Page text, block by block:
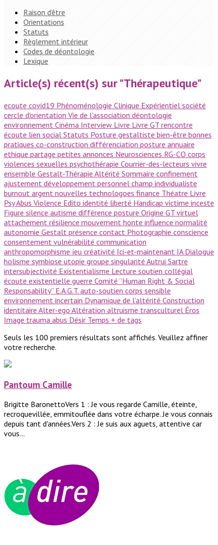
Raison d'être
Orientations
Statuts
Règlement intérieur
Codes de déontologie
Lexique
Article(s) récent(s) sur "Thérapeutique"
ecoute covid19 Phénoménologie Clinique Expérientiel société
cercle d'orientation Vie de l'association déontologie
environnement Cinéma Interview Livre Livre GT rencontre
écoute lien social Statuts Posture gestaltiste bien-être bonnes
pratiques co-construction différenciation posture annuaire
ethique partage petites annonces Neurosciences RG-CO corps
violences sexuelles psychothérapie Courrier-des-lecteurs vivre
ensemble Gestalt-Thérapie Altérité Sommaire confinement
ajustement développement personnel champ individualiste
burnout argent nouvelles technologoes finance Théatre Livre
PsyAbus Violence Edito identité liberté Handicap victime inceste
Figure silence autisme différence posture Origine GT virtuel
attachement résilience mouvement honte influence normalité
autonomie Gestalt présence contact Photographie conscience
consentement vulnérabilité communication
anthropomorphisme jeu créativité Ici-et-maintenant IA Dialogue
holisme symbiose utopie groupe singularité Autrui Sartre
intersubjectivité Existentialisme Lecture soutien collégial
écoute existentielle guerre Comité ‘’Human Right & Social
Responsability’’ E.A.G.T. auto-soutien corps sensible
environnement incertain Dynamique de l’altérité Construction
identitaire Alter-ego Altération altruisme transculturel Éros
Image trauma abus Désir Temps + de tags
Seuls les 100 premiers résultats sont affichés. Veuillez affiner
votre recherche.
Pantoum Camille
Brigitte BaronettoVers 1 : Je vous regarde Camille, éteinte,
recroquevillée, emmitouflée dans votre écharpe. Je vous connais
depuis tant d'années.Vers 2 : Je suis aux aguets, attentive car
vous...